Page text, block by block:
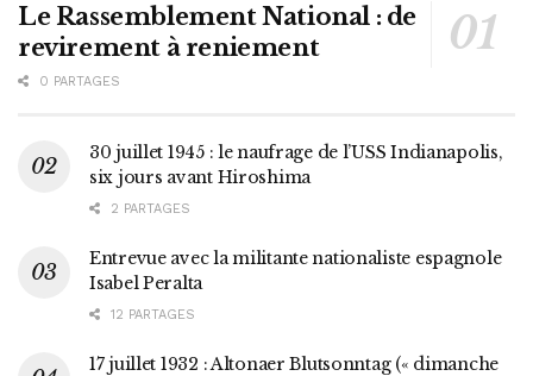
Le Rassemblement National : de
revirement à reniement
0 PARTAGES
30 juillet 1945 : le naufrage de l’USS Indianapolis,
six jours avant Hiroshima
2 PARTAGES
Entrevue avec la militante nationaliste espagnole
Isabel Peralta
12 PARTAGES
17 juillet 1932 : Altonaer Blutsonntag (« dimanche